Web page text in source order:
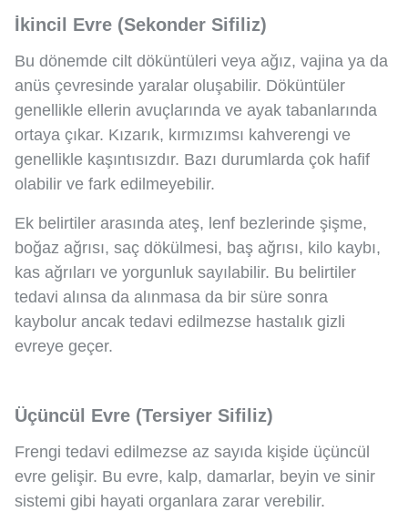
İkincil Evre (Sekonder Sifiliz)
Bu dönemde cilt döküntüleri veya ağız, vajina ya da
anüs çevresinde yaralar oluşabilir. Döküntüler
genellikle ellerin avuçlarında ve ayak tabanlarında
ortaya çıkar. Kızarık, kırmızımsı kahverengi ve
genellikle kaşıntısızdır. Bazı durumlarda çok hafif
olabilir ve fark edilmeyebilir.
Ek belirtiler arasında ateş, lenf bezlerinde şişme,
boğaz ağrısı, saç dökülmesi, baş ağrısı, kilo kaybı,
kas ağrıları ve yorgunluk sayılabilir. Bu belirtiler
tedavi alınsa da alınmasa da bir süre sonra
kaybolur ancak tedavi edilmezse hastalık gizli
evreye geçer.
Üçüncül Evre (Tersiyer Sifiliz)
Frengi tedavi edilmezse az sayıda kişide üçüncül
evre gelişir. Bu evre, kalp, damarlar, beyin ve sinir
sistemi gibi hayati organlara zarar verebilir.